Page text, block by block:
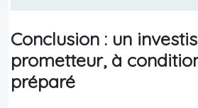
Conclusion : un
prometteur, à
préparé